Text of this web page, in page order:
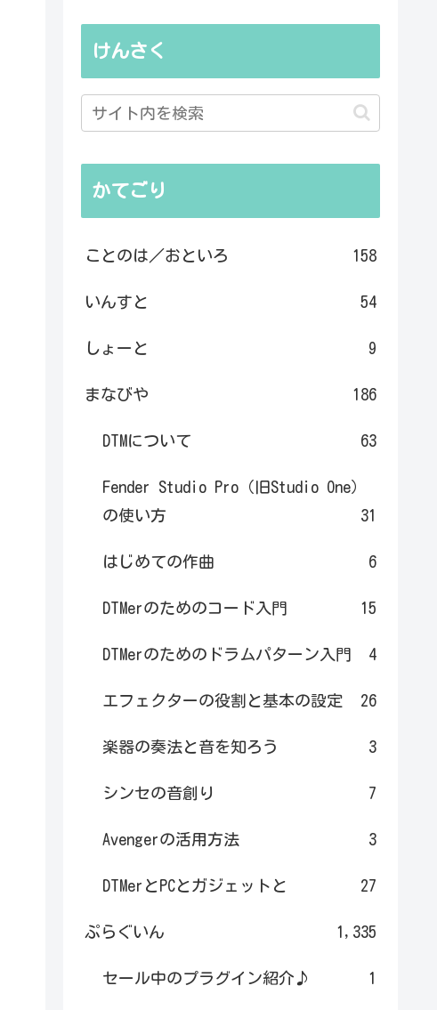
けんさく
かてごり
ことのは／おといろ 158
いんすと 54
しょーと 9
まなびや 186
DTMについて 63
Fender Studio Pro（旧Studio One）
の使い方
31
はじめての作曲 6
DTMerのためのコード入門 15
DTMerのためのドラムパターン入門 4
エフェクターの役割と基本の設定 26
楽器の奏法と音を知ろう 3
シンセの音創り 7
Avengerの活用方法 3
DTMerとPCとガジェットと 27
ぷらぐいん 1,335
セール中のプラグイン紹介♪ 1